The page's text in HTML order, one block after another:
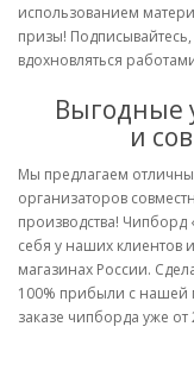
использованием
призы!
вдохновляться
Выгодные
и
Мы предлагаем
организаторов
производства!
себя у наших клиентов
магазинах России.
100% прибыли с нашей
заказе чипборда уже от